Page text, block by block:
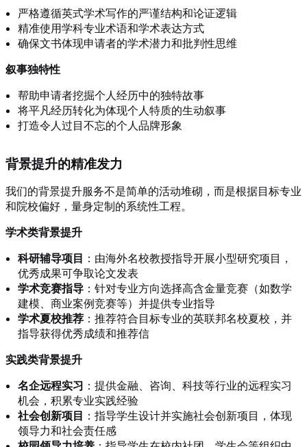
严格遵循英式学术写作的严谨结构和论证逻辑
精准使用学科专业术语和学术表达方式
确保文书体现申请者的学术潜力和批判性思维
叙事独特性
帮助申请者挖掘个人经历中的独特故事
将平凡经历转化为体现个人特质的生动叙事
打造令人过目不忘的个人品牌形象
背景提升的精准发力
我们的背景提升服务不是简单的活动堆砌，而是根据目标专业
和院校偏好，量身定制的系统性工程。
学术类背景提升
科研辅导项目 ：由海外名校教授指导开展小型研究项目，
优秀成果可争取论文发表
学术竞赛指导 ：针对专业方向选择高含金量竞赛（如数学
建模、商业案例竞赛等）并提供专业指导
学术夏校推荐 ：推荐符合目标专业的英联邦名校夏校，并
指导获得优秀成绩和推荐信
实践类背景提升
名企远程实习 ：提供金融、咨询、科技等行业的远程实习
机会，积累专业实践经验
社会创新项目 ：指导学生设计并实施社会创新项目，体现
领导力和社会责任感